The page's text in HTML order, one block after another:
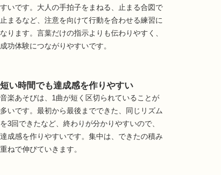
すいです。大人の手拍子をまねる、止まる合図で
止まるなど、注意を向けて行動を合わせる練習に
なります。言葉だけの指示よりも伝わりやすく、
成功体験につながりやすいです。
短い時間でも達成感を作りやすい
音楽あそびは、1曲が短く区切られていることが
多いです。最初から最後までできた、同じリズム
を3回できたなど、終わりが分かりやすいので、
達成感を作りやすいです。集中は、できたの積み
重ねで伸びていきます。